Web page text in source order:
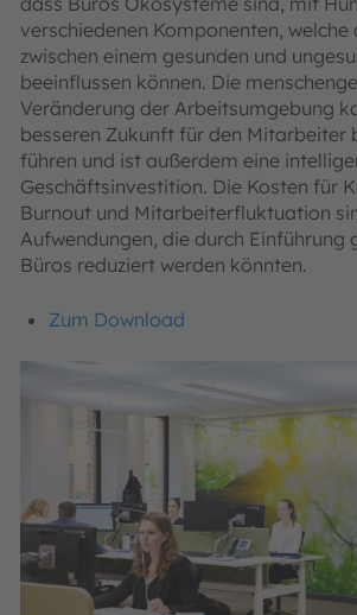
verschiedenen Komponenten, welche
zwischen einem gesunden und
beeinflussen können. Die
Veränderung der Arbeitsumgebung
besseren Zukunft für den Mitarbeiter
führen und ist außerdem eine
Geschäftsinvestition. Die Kosten für
Burnout und Mitarbeiterfluktuation
Aufwendungen, die durch Einführung
Büros reduziert werden könnten.
Zum Download